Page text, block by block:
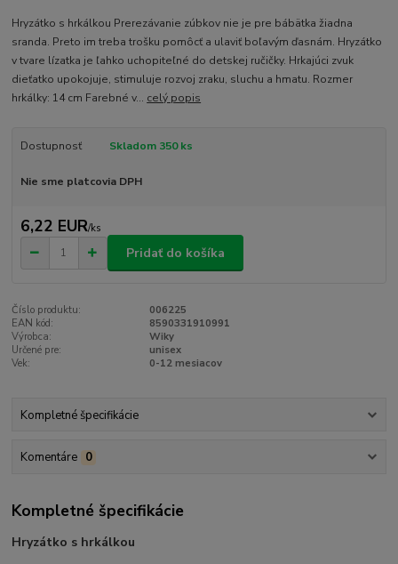
Hryzátko s hrkálkou Prerezávanie zúbkov nie je pre bábätka žiadna
sranda. Preto im treba trošku pomôcť a ulaviť boľavým ďasnám. Hryzátko
v tvare lízatka je ľahko uchopiteľné do detskej ručičky. Hrkajúci zvuk
dieťatko upokojuje, stimuluje rozvoj zraku, sluchu a hmatu. Rozmer
hrkálky: 14 cm Farebné v... celý popis
Dostupnosť Skladom 350 ks
Nie sme platcovia DPH
6,22 EUR/ks
Pridať do košíka
Číslo produktu:
006225
EAN kód:
8590331910991
Výrobca:
Wiky
Určené pre:
unisex
Vek:
0-12 mesiacov
Kompletné špecifikácie
Komentáre 0
Kompletné špecifikácie
Hryzátko s hrkálkou